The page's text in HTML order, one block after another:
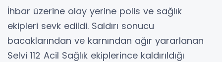
İhbar üzerine olay yerine polis ve sağlık
ekipleri sevk edildi. Saldırı sonucu
bacaklarından ve karnından ağır yararlanan
Selvi 112 Acil Sağlık ekiplerince kaldırıldığı